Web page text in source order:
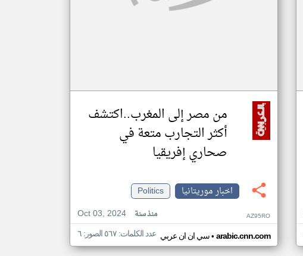
من مصر إلى المغرب..اكتشف
أكثر التجارب متعة في
صحاري إفريقيا
اخبار موريتانيا
Politics
Oct 03, 2024
منذ سنة AZ95RO
سي ان ان عربي• arabic.cnn.com عدد الكلمات: ٥٦٧ الصور: ٦